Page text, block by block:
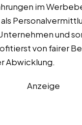
im
und
von fairer
Abwicklung.
Anzeige